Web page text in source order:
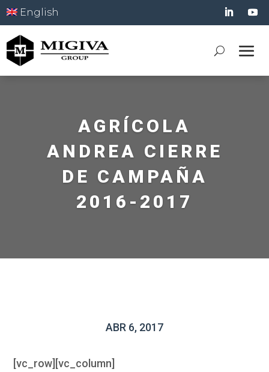
English
AGRÍCOLA
ANDREA CIERRE
DE CAMPAÑA
2016-2017
ABR 6, 2017
[vc_row][vc_column]